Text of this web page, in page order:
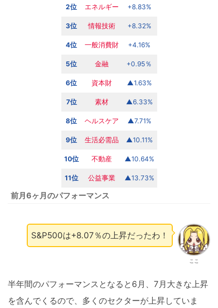
2位 エネルギー +8.83%
3位 情報技術 +8.32%
4位 一般消費財 +4.16%
5位 金融 +0.95％
6位 資本財 ▲1.63%
7位 素材 ▲6.33%
8位 ヘルスケア ▲7.71%
9位 生活必需品 ▲10.11%
10位 不動産 ▲10.64%
11位 公益事業 ▲13.73%
前月6ヶ月のパフォーマンス
ここ
S&P500は+8.07％の上昇だったわ！
半年間のパフォーマンスとなると6月、7月大きな上昇
を含んでくるので、多くのセクターが上昇していま